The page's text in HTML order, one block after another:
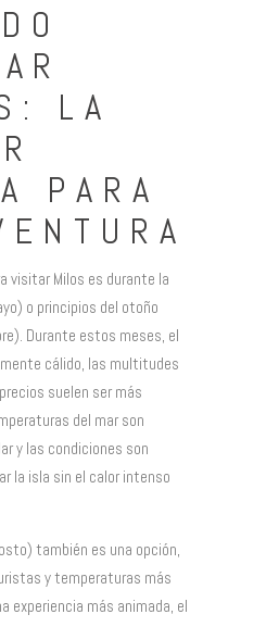
LA
PARA
visitar Milos es durante la
o principios del otoño
Durante estos meses, el
cálido, las multitudes
suelen ser más
del mar son
y las condiciones son
la isla sin el calor intenso
también es una opción,
y temperaturas más
experiencia más animada, el